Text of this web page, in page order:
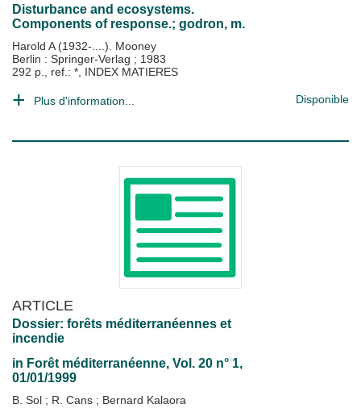
Disturbance and ecosystems.
Components of response.; godron, m.
Harold A (1932-....). Mooney
Berlin : Springer-Verlag ; 1983
292 p., ref.: *, INDEX MATIERES
Plus d'information... Disponible
ARTICLE
Dossier: forêts méditerranéennes et
incendie
in Forêt méditerranéenne, Vol. 20 n° 1,
01/01/1999
B. Sol ; R. Cans ; Bernard Kalaora